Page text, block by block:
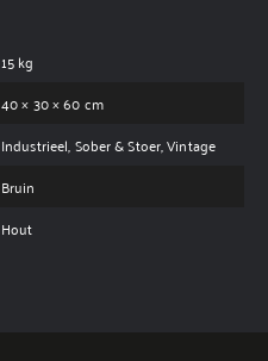
15 kg
40 × 30 × 60 cm
Industrieel, Sober & Stoer, Vintage
Bruin
Hout